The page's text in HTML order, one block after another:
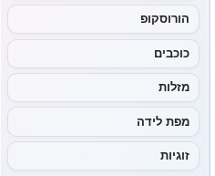
הורוסקופ
כוכבים
מזלות
מפת לידה
זוגיות